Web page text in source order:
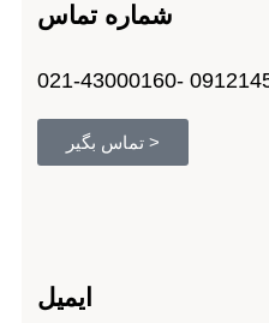
شماره تماس
< تماس بگیر
ایمیل